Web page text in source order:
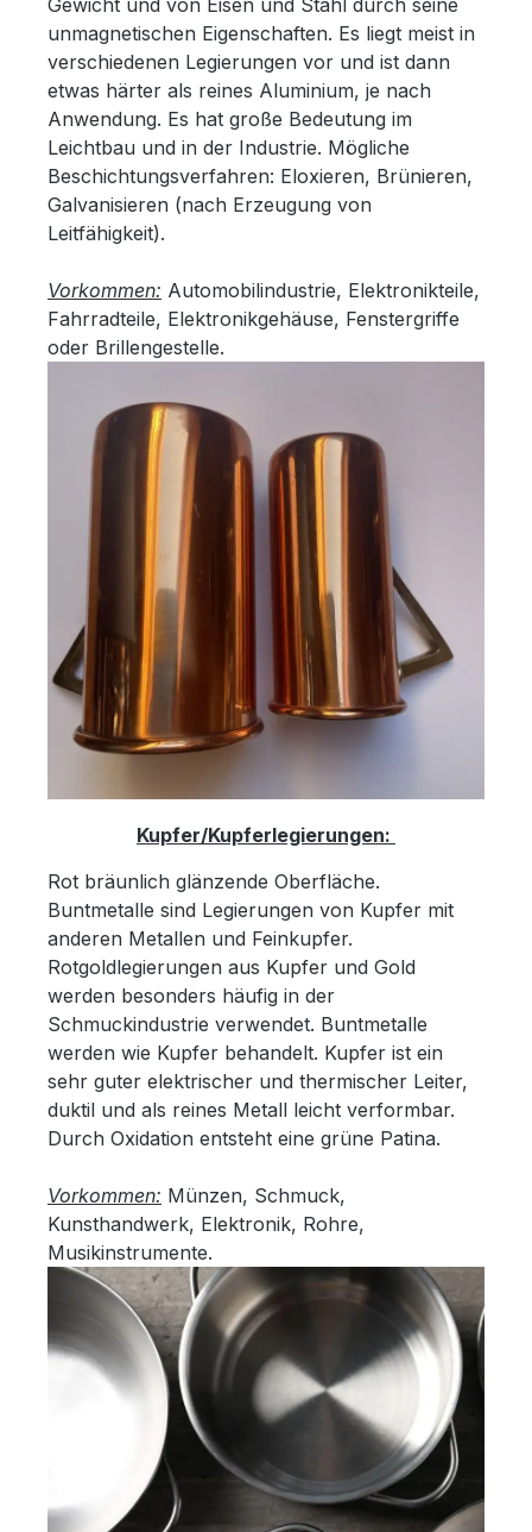
unmagnetischen Eigenschaften. Es liegt meist in
verschiedenen Legierungen vor und ist dann
etwas härter als reines Aluminium, je nach
Anwendung. Es hat große Bedeutung im
Leichtbau und in der Industrie. Mögliche
Beschichtungsverfahren: Eloxieren, Brünieren,
Galvanisieren (nach Erzeugung von
Leitfähigkeit).
Vorkommen: Automobilindustrie, Elektronikteile,
Fahrradteile, Elektronikgehäuse, Fenstergriffe
oder Brillengestelle.
Kupfer/Kupferlegierungen:
Rot bräunlich glänzende Oberfläche.
Buntmetalle sind Legierungen von Kupfer mit
anderen Metallen und Feinkupfer.
Rotgoldlegierungen aus Kupfer und Gold
werden besonders häufig in der
Schmuckindustrie verwendet. Buntmetalle
werden wie Kupfer behandelt. Kupfer ist ein
sehr guter elektrischer und thermischer Leiter,
duktil und als reines Metall leicht verformbar.
Durch Oxidation entsteht eine grüne Patina.
Vorkommen: Münzen, Schmuck,
Kunsthandwerk, Elektronik, Rohre,
Musikinstrumente.